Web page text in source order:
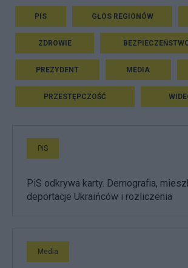
PIS GŁOS REGIONÓW
ZDROWIE
PREZYDENT MEDIA
PRZESTĘPCZOŚĆ
PiS
PiS odkrywa karty. Demografia,
deportacje Ukraińców i rozliczenia
Media